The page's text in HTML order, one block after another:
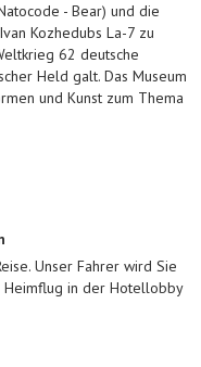
- Bear) und die
Kozhedubs La-7 zu
62 deutsche
Held galt. Das Museum
und Kunst zum Thema
Unser Fahrer wird Sie
in der Hotellobby